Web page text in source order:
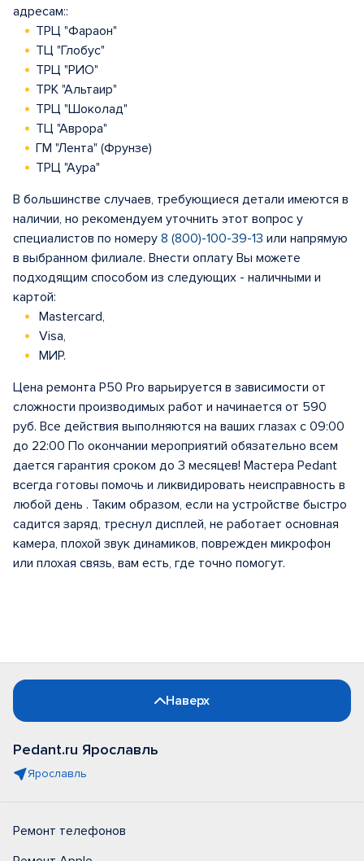
адресам::
ТРЦ "Фараон"
ТЦ "Глобус"
ТРЦ "РИО"
ТРК "Альтаир"
ТРЦ "Шоколад"
ТЦ "Аврора"
ГМ "Лента" (Фрунзе)
ТРЦ "Аура"
В большинстве случаев, требующиеся детали имеются в
наличии, но рекомендуем уточнить этот вопрос у
специалистов по номеру 8 (800)-100-39-13 или напрямую
в выбранном филиале. Внести оплату Вы можете
подходящим способом из следующих - наличными и
картой:
Mastercard,
Visa,
МИР.
Цена ремонта P50 Pro варьируется в зависимости от
сложности производимых работ и начинается от 590
руб. Все действия выполняются на ваших глазах с 09:00
до 22:00 По окончании мероприятий обязательно всем
дается гарантия сроком до 3 месяцев! Мастера Pedant
всегда готовы помочь и ликвидировать неисправность в
любой день . Таким образом, если на устройстве быстро
садится заряд, треснул дисплей, не работает основная
камера, плохой звук динамиков, поврежден микрофон
или плохая связь, вам есть, где точно помогут.
Наверх
Pedant.ru Ярославль
Ярославль
Ремонт телефонов